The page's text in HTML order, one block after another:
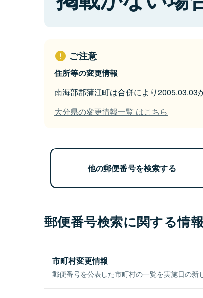
ご注意
住所等の変更情報
南海部郡蒲江町は合併により2005.03.03
大分県の変更情報一覧 はこちら
他の郵便番号を検索する
郵便番号検索に関する情報
市町村変更情報
郵便番号を公表した市町村の一覧を実施日の新